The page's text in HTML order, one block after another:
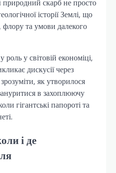
скарб не просто
історії Землі, що
флору та умови далекого
роль у світовій економіці,
дискусії через
як утворилося
в захоплюючу
гігантські папороті та
і де